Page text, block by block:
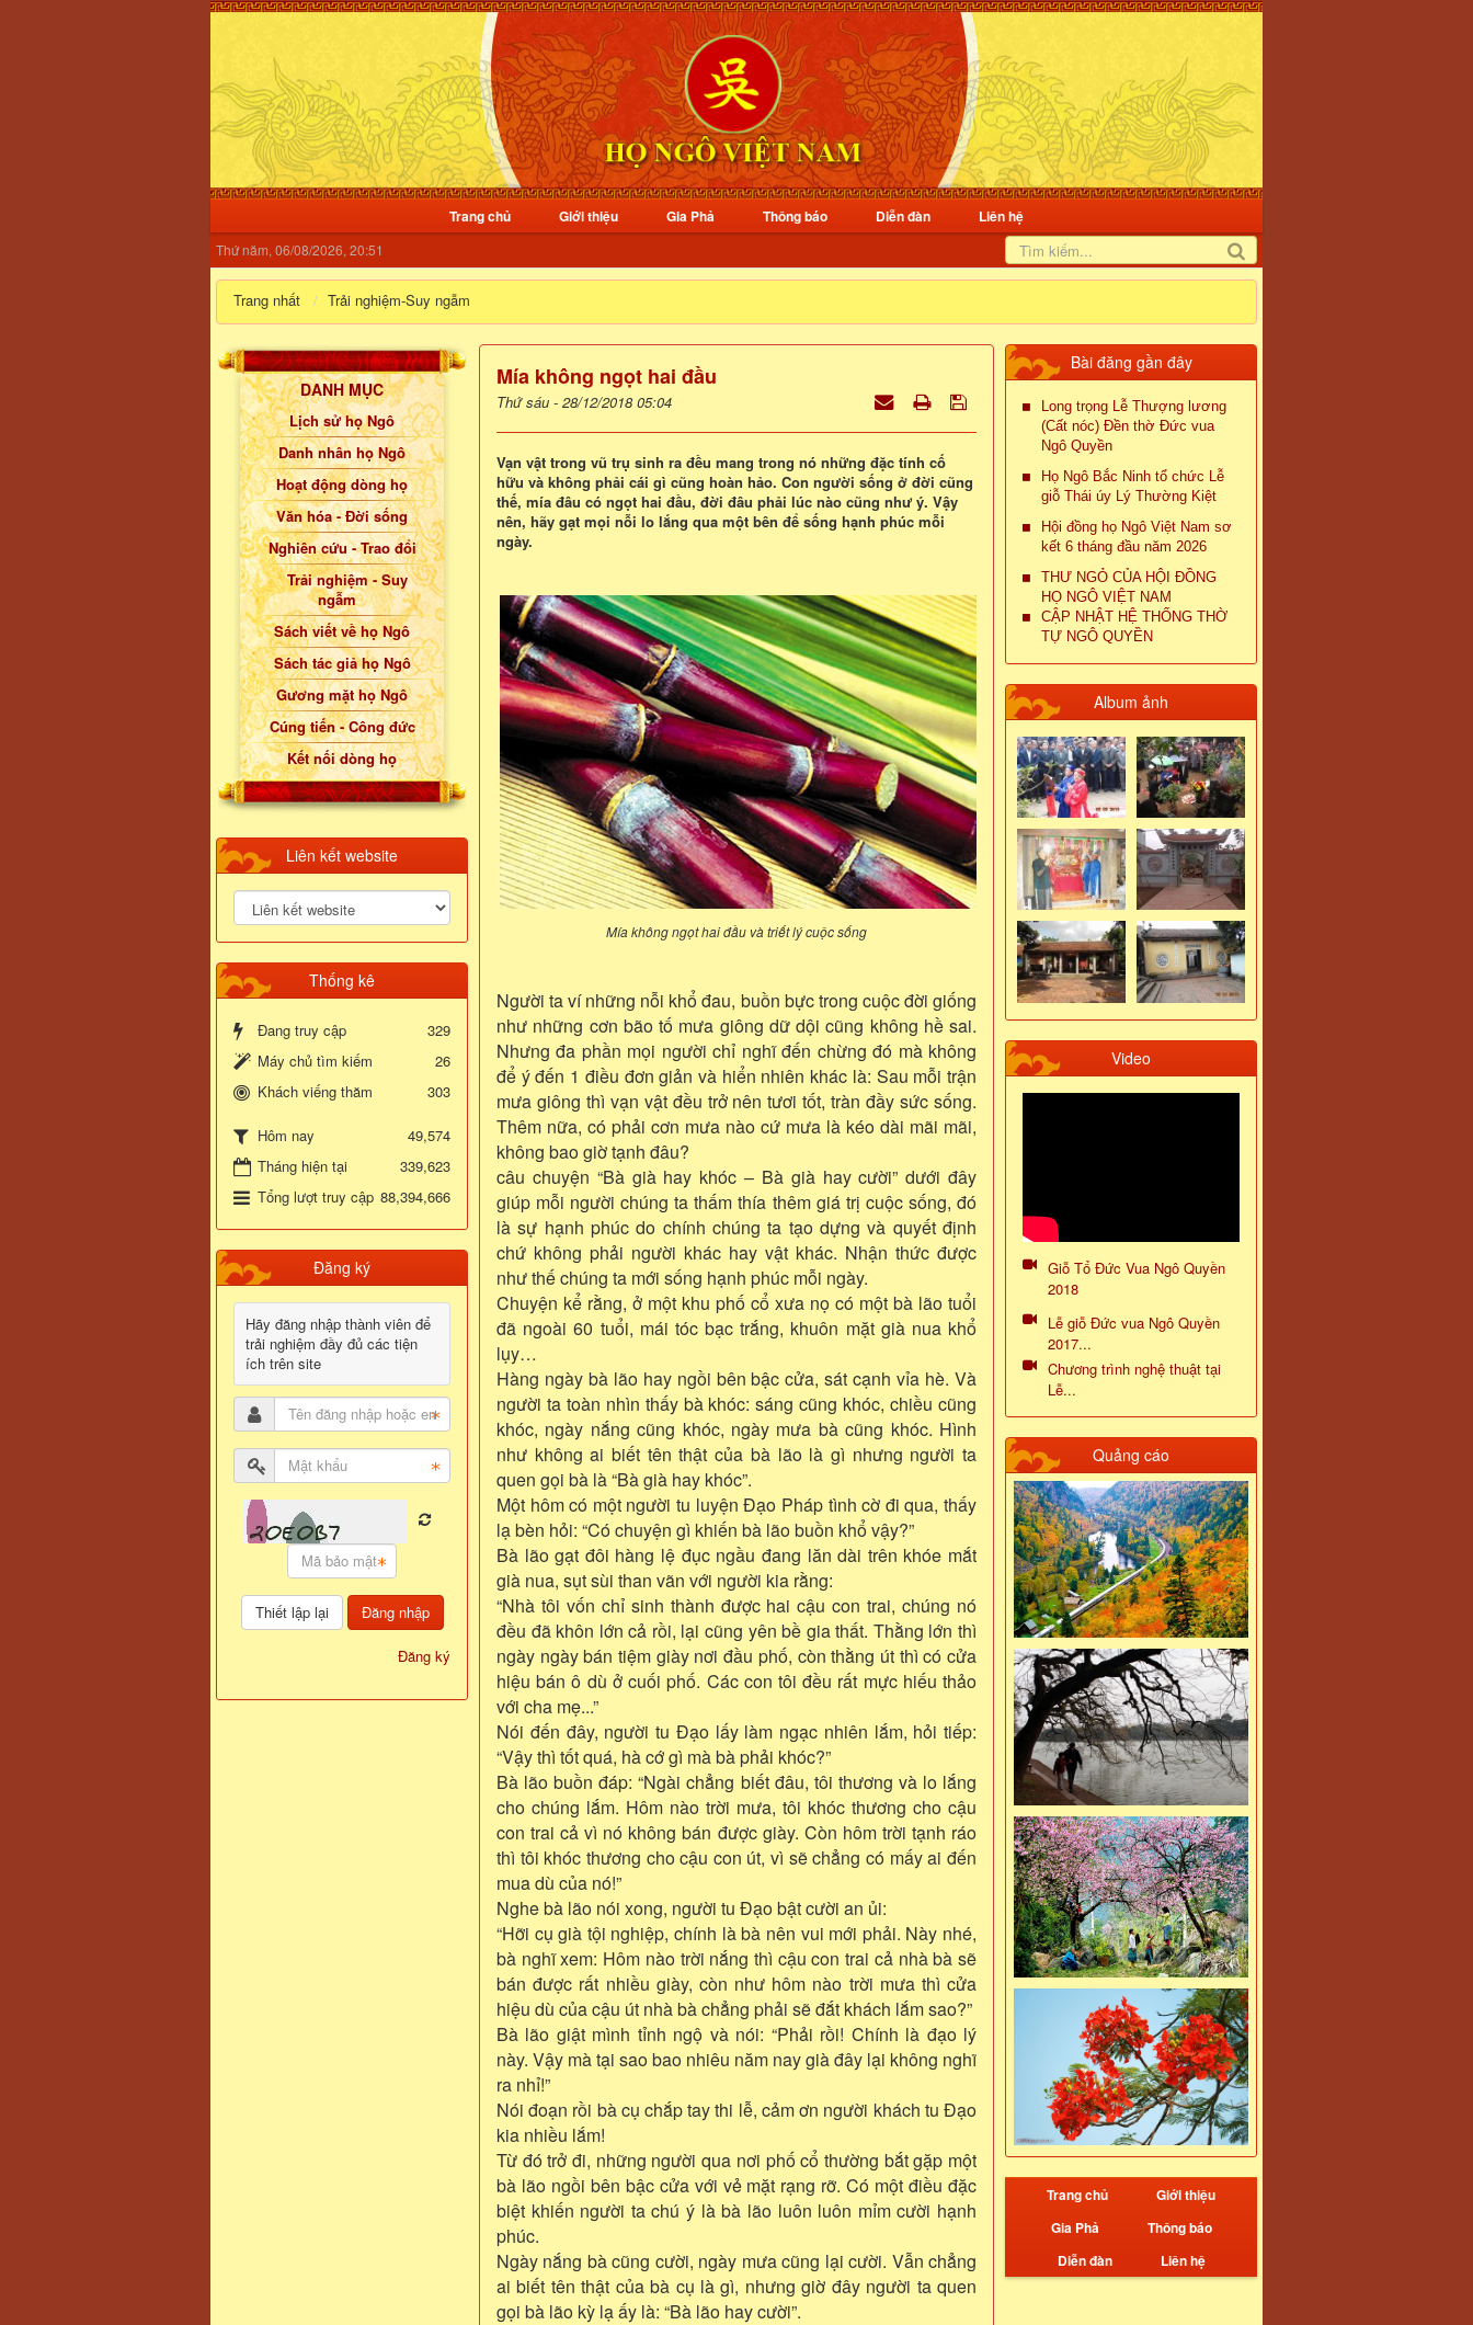
Trang chủ Giới thiệu Gia Phả Thông báo Diễn đàn Liên hệ
Thứ năm, 06/08/2026, 20:51
Trang nhất Trải nghiệm-Suy ngẫm
Mía không ngọt hai đầu
Thứ sáu - 28/12/2018 05:04
Vạn vật trong vũ trụ sinh ra đều mang trong nó những đặc tính cố
hữu và không phải cái gì cũng hoàn hảo. Con người sống ở đời cũng
thế, mía đâu có ngọt hai đầu, đời đâu phải lúc nào cũng như ý. Vậy
nên, hãy gạt mọi nỗi lo lắng qua một bên để sống hạnh phúc mỗi
ngày.
Mía không ngọt hai đầu và triết lý cuộc sống
Người ta ví những nỗi khổ đau, buồn bực trong cuộc đời giống
như những cơn bão tố mưa giông dữ dội cũng không hề sai.
Nhưng đa phần mọi người chỉ nghĩ đến chừng đó mà không
để ý đến 1 điều đơn giản và hiển nhiên khác là: Sau mỗi trận
mưa giông thì vạn vật đều trở nên tươi tốt, tràn đầy sức sống.
Thêm nữa, có phải cơn mưa nào cứ mưa là kéo dài mãi mãi,
không bao giờ tạnh đâu?
câu chuyện “Bà già hay khóc – Bà già hay cười” dưới đây
giúp mỗi người chúng ta thấm thía thêm giá trị cuộc sống, đó
là sự hạnh phúc do chính chúng ta tạo dựng và quyết định
chứ không phải người khác hay vật khác. Nhận thức được
như thế chúng ta mới sống hạnh phúc mỗi ngày.
Chuyện kể rằng, ở một khu phố cổ xưa nọ có một bà lão tuổi
đã ngoài 60 tuổi, mái tóc bạc trắng, khuôn mặt già nua khổ
lụy…
Hàng ngày bà lão hay ngồi bên bậc cửa, sát cạnh vỉa hè. Và
người ta toàn nhìn thấy bà khóc: sáng cũng khóc, chiều cũng
khóc, ngày nắng cũng khóc, ngày mưa bà cũng khóc. Hình
như không ai biết tên thật của bà lão là gì nhưng người ta
quen gọi bà là “Bà già hay khóc”.
Một hôm có một người tu luyện Đạo Pháp tình cờ đi qua, thấy
lạ bèn hỏi: “Có chuyện gì khiến bà lão buồn khổ vậy?”
Bà lão gạt đôi hàng lệ đục ngầu đang lăn dài trên khóe mắt
già nua, sụt sùi than vãn với người kia rằng:
“Nhà tôi vốn chỉ sinh thành được hai cậu con trai, chúng nó
đều đã khôn lớn cả rồi, lại cũng yên bề gia thất. Thằng lớn thì
ngày ngày bán tiệm giày nơi đầu phố, còn thằng út thì có cửa
hiệu bán ô dù ở cuối phố. Các con tôi đều rất mực hiếu thảo
với cha mẹ...”
Nói đến đây, người tu Đạo lấy làm ngạc nhiên lắm, hỏi tiếp:
“Vậy thì tốt quá, hà cớ gì mà bà phải khóc?”
Bà lão buồn đáp: “Ngài chẳng biết đâu, tôi thương và lo lắng
cho chúng lắm. Hôm nào trời mưa, tôi khóc thương cho cậu
con trai cả vì nó không bán được giày. Còn hôm trời tạnh ráo
thì tôi khóc thương cho cậu con út, vì sẽ chẳng có mấy ai đến
mua dù của nó!”
Nghe bà lão nói xong, người tu Đạo bật cười an ủi:
“Hỡi cụ già tội nghiệp, chính là bà nên vui mới phải. Này nhé,
bà nghĩ xem: Hôm nào trời nắng thì cậu con trai cả nhà bà sẽ
bán được rất nhiều giày, còn như hôm nào trời mưa thì cửa
hiệu dù của cậu út nhà bà chẳng phải sẽ đắt khách lắm sao?”
Bà lão giật mình tỉnh ngộ và nói: “Phải rồi! Chính là đạo lý
này. Vậy mà tại sao bao nhiêu năm nay già đây lại không nghĩ
ra nhỉ!”
Nói đoạn rồi bà cụ chắp tay thi lễ, cảm ơn người khách tu Đạo
kia nhiều lắm!
Từ đó trở đi, những người qua nơi phố cổ thường bắt gặp một
bà lão ngồi bên bậc cửa với vẻ mặt rạng rỡ. Có một điều đặc
biệt khiến người ta chú ý là bà lão luôn luôn mỉm cười hạnh
phúc.
Ngày nắng bà cũng cười, ngày mưa cũng lại cười. Vẫn chẳng
ai biết tên thật của bà cụ là gì, nhưng giờ đây người ta quen
gọi bà lão kỳ lạ ấy là: “Bà lão hay cười”.
Bài đăng gần đây
Long trọng Lễ Thượng lương
(Cất nóc) Đền thờ Đức vua
Ngô Quyền
Họ Ngô Bắc Ninh tổ chức Lễ
giỗ Thái úy Lý Thường Kiệt
Hội đồng họ Ngô Việt Nam sơ
kết 6 tháng đầu năm 2026
THƯ NGỎ CỦA HỘI ĐỒNG
HỌ NGÔ VIỆT NAM
CẬP NHẬT HỆ THỐNG THỜ
TỰ NGÔ QUYỀN
Album ảnh
Video
Giỗ Tổ Đức Vua Ngô Quyền
2018
Lễ giỗ Đức vua Ngô Quyền
2017...
Chương trình nghệ thuật tại
Lễ...
Quảng cáo
Trang chủ
Giới thiệu
Gia Phả
Thông báo
Diễn đàn
Liên hệ
DANH MỤC
Lịch sử họ Ngô
Danh nhân họ Ngô
Hoạt động dòng họ
Văn hóa - Đời sống
Nghiên cứu - Trao đổi
Trải nghiệm - Suy
ngẫm
Sách viết về họ Ngô
Sách tác giả họ Ngô
Gương mặt họ Ngô
Cúng tiến - Công đức
Kết nối dòng họ
Liên kết website
Thống kê
Đang truy cập
329
Máy chủ tìm kiếm
26
Khách viếng thăm
303
Hôm nay
49,574
Tháng hiện tại
339,623
Tổng lượt truy cập 88,394,666
Đăng ký
Hãy đăng nhập thành viên để
trải nghiệm đầy đủ các tiện
ích trên site
Đăng nhập
Đăng ký